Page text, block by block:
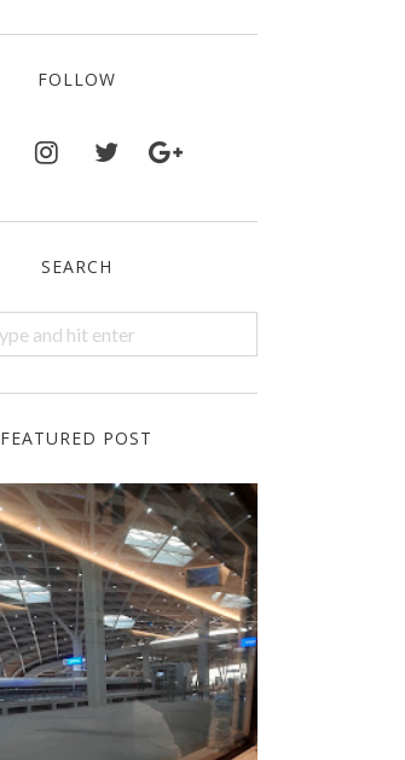
FOLLOW
SEARCH
FEATURED POST